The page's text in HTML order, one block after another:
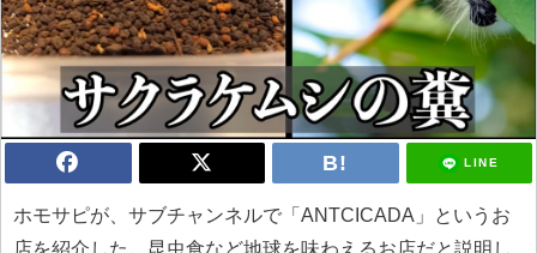
LINE
ホモサピが、サブチャンネルで「ANTCICADA」というお
店を紹介した。昆虫食など地球を味わえるお店だと説明し